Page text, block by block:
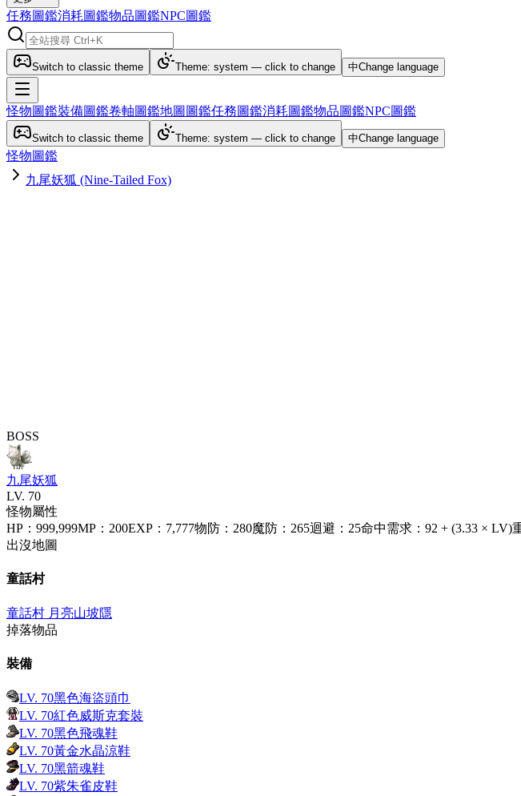
任務圖鑑消耗圖鑑物品圖鑑NPC圖鑑
Switch to classic theme Theme: system — click to change 中Change language
怪物圖鑑裝備圖鑑卷軸圖鑑地圖圖鑑任務圖鑑消耗圖鑑物品圖鑑NPC圖鑑
Switch to classic theme Theme: system — click to change 中Change language
怪物圖鑑
九尾妖狐 (Nine-Tailed Fox)
BOSS
九尾妖狐
LV. 70
怪物屬性
HP ： 999,999MP ： 200EXP ： 7,777物防 ： 280魔防 ： 265迴避 ： 25命中需求 ： 92 + (3.33 × LV)
出沒地圖
童話村
童話村 月亮山坡隱
掉落物品
裝備
LV. 70黑色海盜頭巾
LV. 70紅色威斯克套裝
LV. 70黑色飛魂鞋
LV. 70黃金水晶涼鞋
LV. 70黑箭魂鞋
LV. 70紫朱雀皮鞋